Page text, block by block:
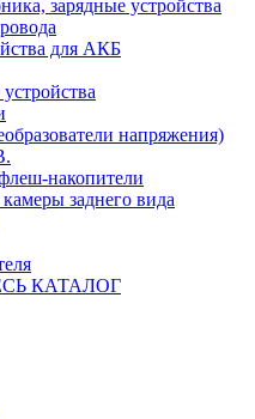
зарядные устройства
для АКБ
напряжения)
накопители
заднего вида
КАТАЛОГ